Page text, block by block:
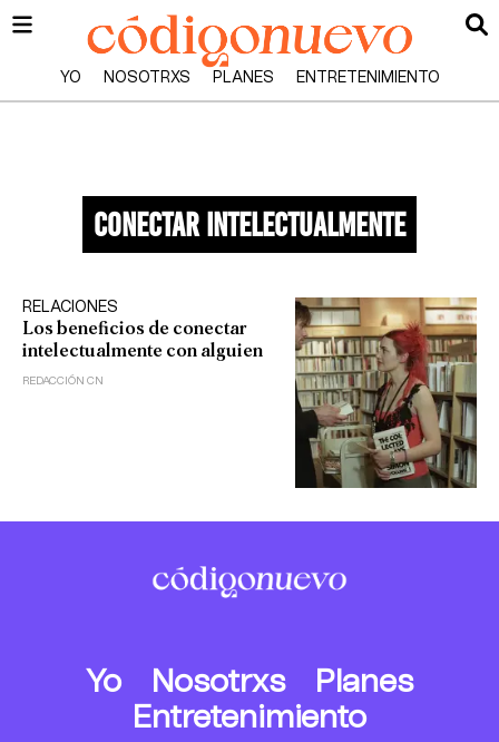
YO NOSOTRXS PLANES ENTRETENIMIENTO
conectar intelectualmente
RELACIONES
Los beneficios de conectar
intelectualmente con alguien
REDACCIÓN CN
Yo Nosotrxs
Planes
Entretenimiento